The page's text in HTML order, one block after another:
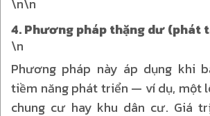
\n\n
4. Phương pháp thặng dư (phát
\n
Phương pháp này áp dụng khi
tiềm năng phát triển — ví dụ, một
chung cư hay khu dân cư. Giá